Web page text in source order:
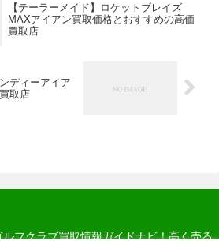
【テーラーメイド】ロケットブレイズ
MAXアイアン買取価格とおすすめの高価
買取店
ディーアイア
取店
フクラブ買取情報ガイドナビ！高く売る